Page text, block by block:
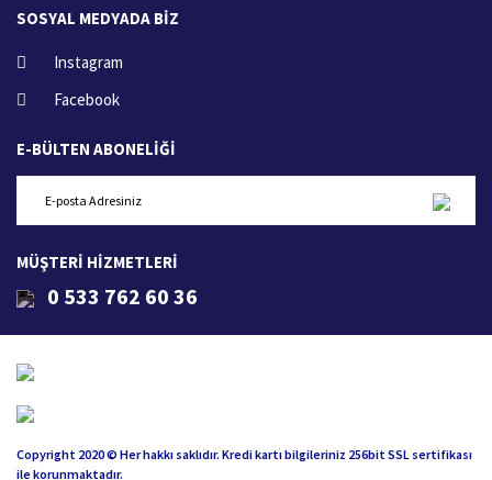
SOSYAL MEDYADA BİZ
Instagram
Facebook
E-BÜLTEN ABONELİĞİ
MÜŞTERİ HİZMETLERİ
0 533 762 60 36
Copyright 2020 © Her hakkı saklıdır. Kredi kartı bilgileriniz 256bit SSL sertifikası
ile korunmaktadır.